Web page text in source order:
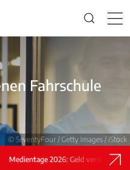
Fahrschule
© SeventyFour / Getty Images / iStock
2026: Geld verdienen nach